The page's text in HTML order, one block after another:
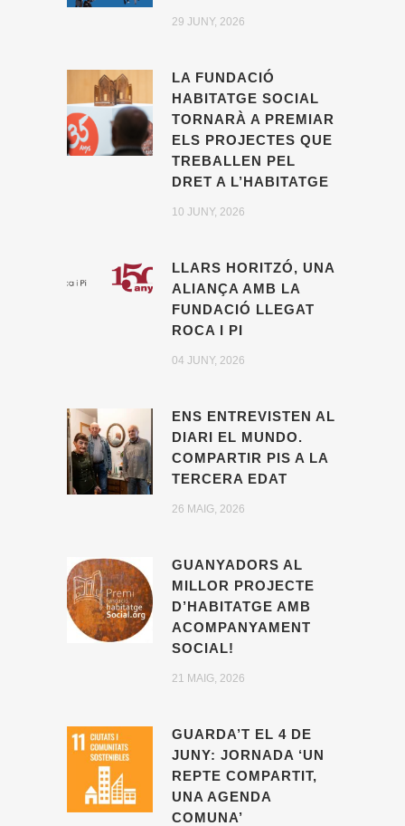
29 JUNY, 2026
LA FUNDACIÓ
HABITATGE SOCIAL
TORNARÀ A PREMIAR
ELS PROJECTES QUE
TREBALLEN PEL
DRET A L’HABITATGE
10 JUNY, 2026
LLARS HORITZÓ, UNA
ALIANÇA AMB LA
FUNDACIÓ LLEGAT
ROCA I PI
04 JUNY, 2026
ENS ENTREVISTEN AL
DIARI EL MUNDO.
COMPARTIR PIS A LA
TERCERA EDAT
26 MAIG, 2026
GUANYADORS AL
MILLOR PROJECTE
D’HABITATGE AMB
ACOMPANYAMENT
SOCIAL!
21 MAIG, 2026
GUARDA’T EL 4 DE
JUNY: JORNADA ‘UN
REPTE COMPARTIT,
UNA AGENDA
COMUNA’